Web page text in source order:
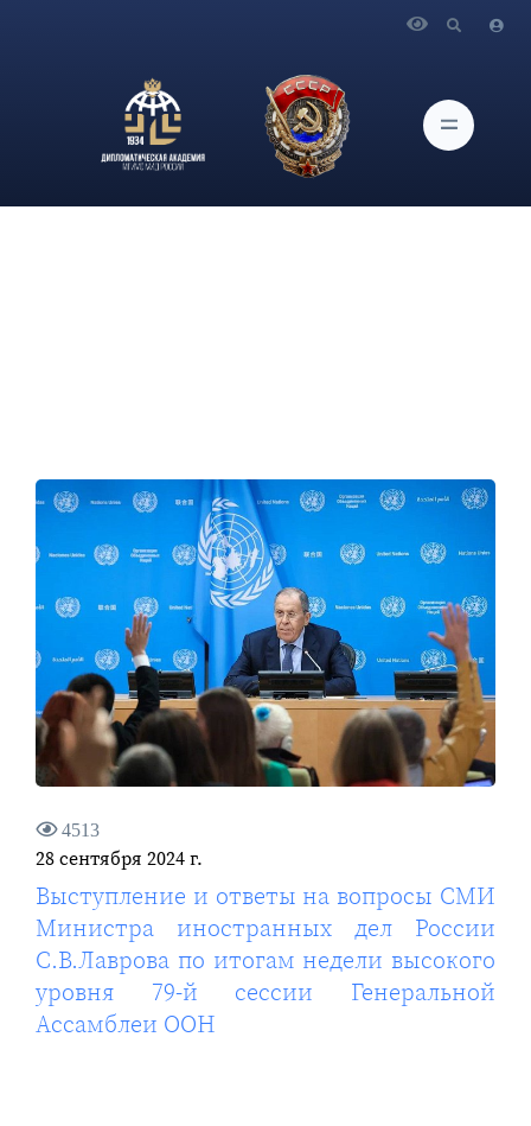
иностранных дел России С.В.Лаврова по итогам недели
высокого уровня 79-й сессии Генеральной Ассамблеи ООН
4513
28 сентября 2024 г.
Выступление и ответы на вопросы СМИ
Министра иностранных дел России
С.В.Лаврова по итогам недели высокого
уровня 79-й сессии Генеральной
Ассамблеи ООН